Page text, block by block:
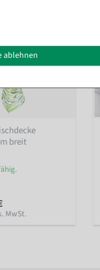
breit
MwSt.
ablehnen